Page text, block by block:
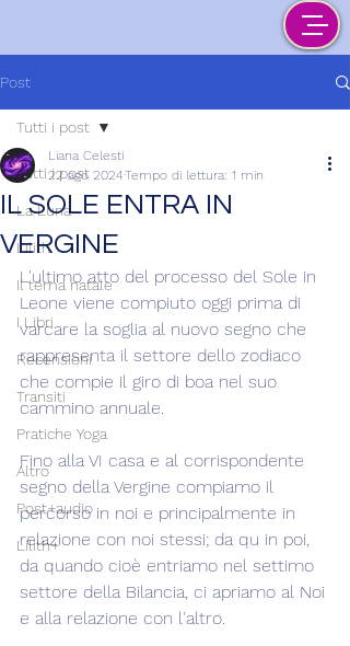
Post
Tutti i post
La Luna
Lilith
Il tema natale
I Libri
Recensioni
Transiti
Pratiche Yoga
Altro
Post+audio
Lilith+
Tutti i post
IL SOLE ENTRA IN
VERGINE
Liana Celesti
22 ago 2024Tempo di lettura: 1 min
L'ultimo atto del processo del Sole in
Leone viene compiuto oggi prima di
varcare la soglia al nuovo segno che
rappresenta il settore dello zodiaco
che compie il giro di boa nel suo
cammino annuale.
Fino alla VI casa e al corrispondente
segno della Vergine compiamo il
percorso in noi e principalmente in
relazione con noi stessi; da qu in poi,
da quando cioè entriamo nel settimo
settore della Bilancia, ci apriamo al Noi
e alla relazione con l'altro.